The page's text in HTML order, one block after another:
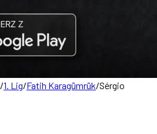
/1. Lig/Fatih Karagümrük/Sérgio